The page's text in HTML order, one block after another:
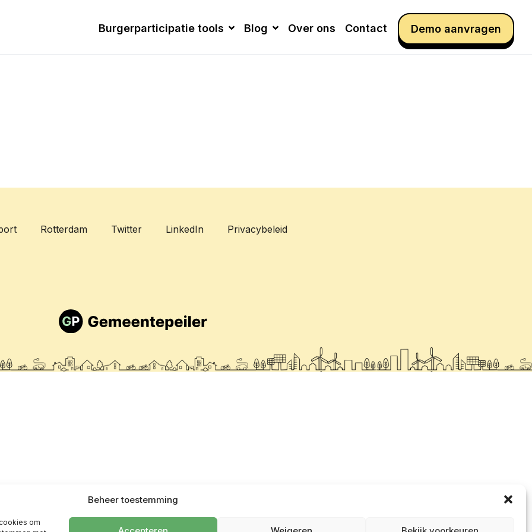
Beheer toestemming
om
Burgerparticipatie tools Blog Over ons Contact Demo aanvragen
Rotterdam Twitter LinkedIn Privacybeleid